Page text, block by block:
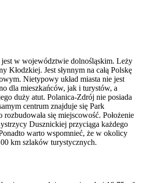
jest w województwie dolnośląskim. Leży
Kłodzkiej. Jest słynnym na całą Polskę
Nietypowy układ miasta nie jest
dla mieszkańców, jak i turystów, a
duży atut. Polanica-Zdrój nie posiada
centrum znajduje się Park
się miejscowość. Położenie
Dusznickiej przyciąga każdego
warto wspomnieć, że w okolicy
km szlaków turystycznych.